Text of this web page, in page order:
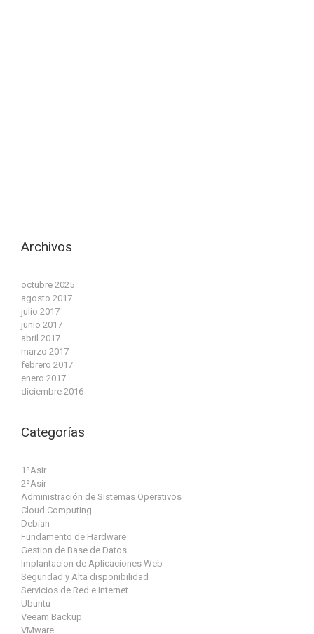
Archivos
octubre 2025
agosto 2017
julio 2017
junio 2017
abril 2017
marzo 2017
febrero 2017
enero 2017
diciembre 2016
Categorías
1ºAsir
2ºAsir
Administración de Sistemas Operativos
Cloud Computing
Debian
Fundamento de Hardware
Gestion de Base de Datos
Implantacion de Aplicaciones Web
Seguridad y Alta disponibilidad
Servicios de Red e Internet
Ubuntu
Veeam Backup
VMware